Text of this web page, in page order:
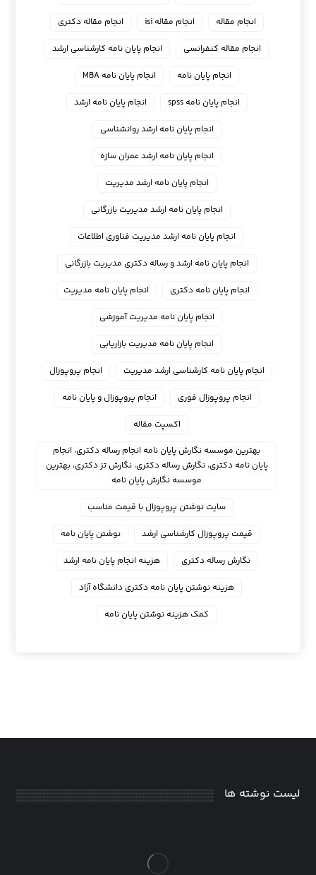
انجام مقاله
انجام مقاله isi
انجام مقاله دکتری
انجام مقاله کنفرانسی
انجام پايان نامه كارشناسي ارشد
انجام پایان نامه
انجام پایان نامه MBA
انجام پایان نامه spss
انجام پایان نامه ارشد
انجام پایان نامه ارشد روانشناسی
انجام پایان نامه ارشد عمران سازه
انجام پایان نامه ارشد مدیریت
انجام پایان نامه ارشد مدیریت بازرگانی
انجام پایان نامه ارشد مدیریت فناوری اطلاعات
انجام پایان نامه ارشد و رساله دکتری مدیریت بازرگانی
انجام پایان نامه دکتری
انجام پایان نامه مدیریت
انجام پایان نامه مدیریت آموزشی
انجام پایان نامه مدیریت بازاریابی
انجام پایان نامه کارشناسی ارشد مدیریت
انجام پروپوزال
انجام پروپوزال فوری
انجام پروپوزال و پایان نامه
اکسپت مقاله
بهترین موسسه نگارش پایان نامه انجام رساله دکتری، انجام
پایان نامه دکتری، نگارش رساله دکتری، نگارش تز دکتری، بهترین
موسسه نگارش پایان نامه
سایت نوشتن پروپوزال با قیمت مناسب
قیمت پروپوزال کارشناسی ارشد
نوشتن پایان نامه
نگارش رساله دکتری
هزینه انجام پایان نامه ارشد
هزینه نوشتن پایان نامه دکتری دانشگاه آزاد
کمک هزینه نوشتن پایان نامه
لیست نوشته ها